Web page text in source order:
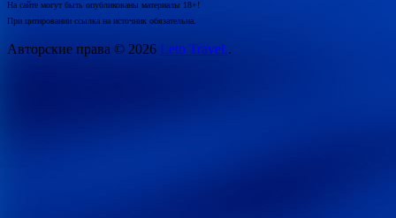
На сайте могут быть опубликованы материалы 18+!
При цитировании ссылка на источник обязательна.
Авторские права © 2026 Leto Travel..